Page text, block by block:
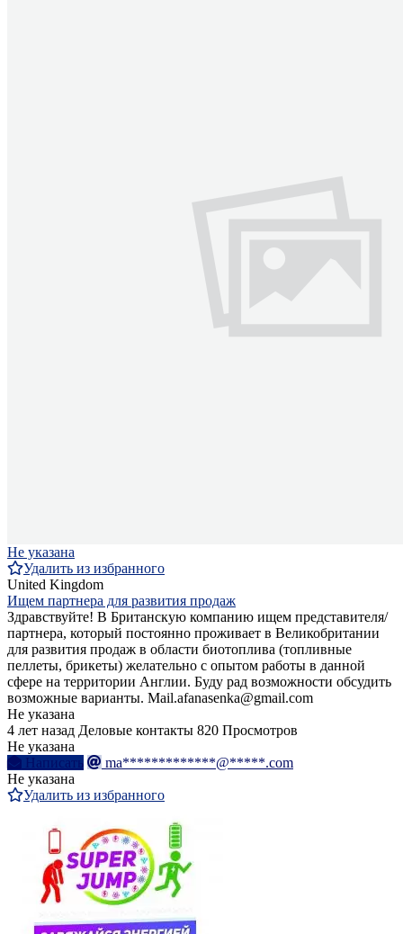
Не указана
Удалить из избранного
United Kingdom
Ищем партнера для развития продаж
Здравствуйте! В Британскую компанию ищем представителя/
партнера, который постоянно проживает в Великобритании
для развития продаж в области биотоплива (топливные
пеллеты, брикеты) желательно с опытом работы в данной
сфере на территории Англии. Буду рад возможности обсудить
возможные варианты. Mail.afanasenka@gmail.com
Не указана
4 лет назад Деловые контакты 820 Просмотров
Не указана
Написать
ma*************@*****.com
Не указана
Удалить из избранного